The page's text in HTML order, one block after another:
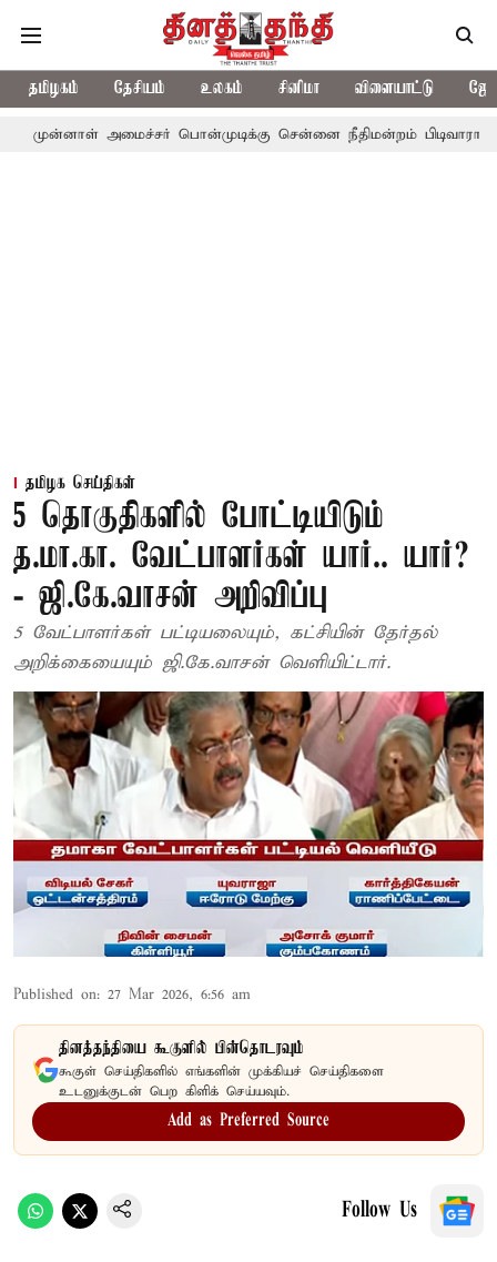
தமிழகம் தேசியம் உலகம் சினிமா விளையாட்டு
அமைச்சர் பொன்முடிக்கு சென்னை நீதிமன்றம் பிடிவாராண்ட்
தமிழக செய்திகள்
5 தொகுதிகளில் போட்டியிடும்
த.மா.கா. வேட்பாளர்கள் யார்.. யார்?
- ஜி.கே.வாசன் அறிவிப்பு
5 வேட்பாளர்கள் பட்டியலையும், கட்சியின் தேர்தல்
அறிக்கையையும் ஜி.கே.வாசன் வெளியிட்டார்.
Published on: 27 Mar 2026, 6:56 am
தினத்தந்தியை கூகுளில் பின்தொடரவும்
கூகுள் செய்திகளில் எங்களின் முக்கியச் செய்திகளை
உடனுக்குடன் பெற கிளிக் செய்யவும்.
Add as Preferred Source
Follow Us